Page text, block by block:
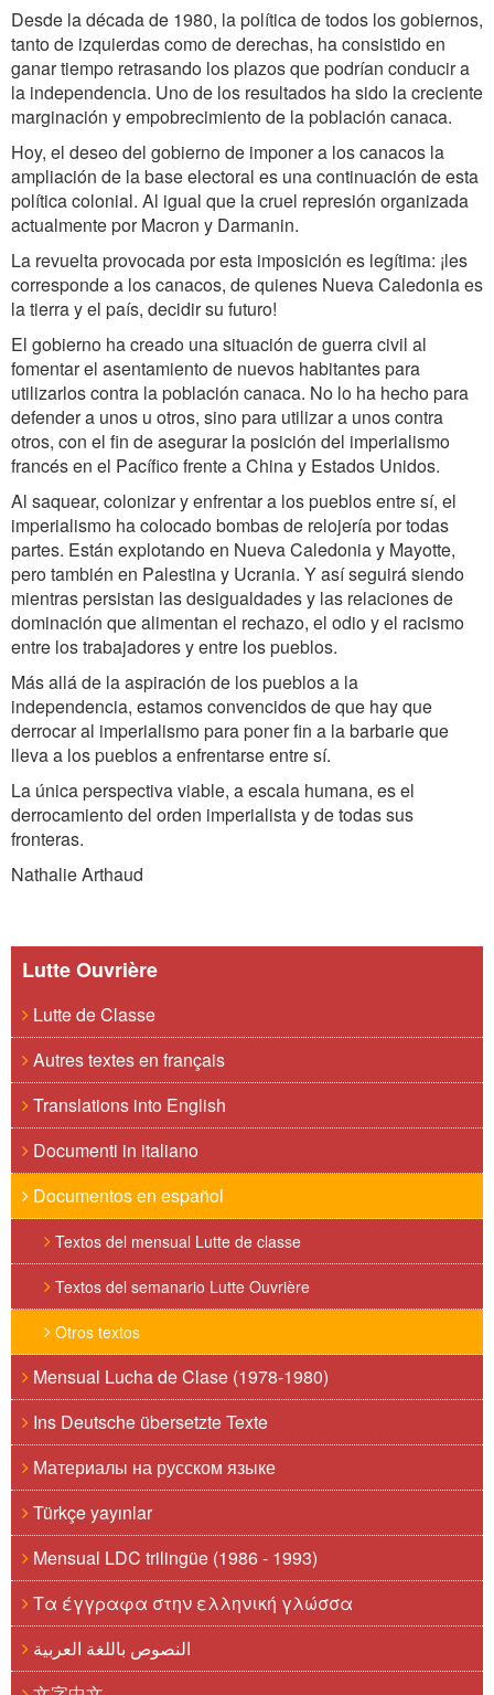
Desde la década de 1980, la política de todos los gobiernos,
tanto de izquierdas como de derechas, ha consistido en
ganar tiempo retrasando los plazos que podrían conducir a
la independencia. Uno de los resultados ha sido la creciente
marginación y empobrecimiento de la población canaca.
Hoy, el deseo del gobierno de imponer a los canacos la
ampliación de la base electoral es una continuación de esta
política colonial. Al igual que la cruel represión organizada
actualmente por Macron y Darmanin.
La revuelta provocada por esta imposición es legítima: ¡les
corresponde a los canacos, de quienes Nueva Caledonia es
la tierra y el país, decidir su futuro!
El gobierno ha creado una situación de guerra civil al
fomentar el asentamiento de nuevos habitantes para
utilizarlos contra la población canaca. No lo ha hecho para
defender a unos u otros, sino para utilizar a unos contra
otros, con el fin de asegurar la posición del imperialismo
francés en el Pacífico frente a China y Estados Unidos.
Al saquear, colonizar y enfrentar a los pueblos entre sí, el
imperialismo ha colocado bombas de relojería por todas
partes. Están explotando en Nueva Caledonia y Mayotte,
pero también en Palestina y Ucrania. Y así seguirá siendo
mientras persistan las desigualdades y las relaciones de
dominación que alimentan el rechazo, el odio y el racismo
entre los trabajadores y entre los pueblos.
Más allá de la aspiración de los pueblos a la
independencia, estamos convencidos de que hay que
derrocar al imperialismo para poner fin a la barbarie que
lleva a los pueblos a enfrentarse entre sí.
La única perspectiva viable, a escala humana, es el
derrocamiento del orden imperialista y de todas sus
fronteras.
Nathalie Arthaud
Lutte Ouvrière
Lutte de Classe
Autres textes en français
Translations into English
Documenti in italiano
Documentos en español
Textos del mensual Lutte de classe
Textos del semanario Lutte Ouvrière
Otros textos
Mensual Lucha de Clase (1978-1980)
Ins Deutsche übersetzte Texte
Материалы на русском языке
Türkçe yayınlar
Mensual LDC trilingüe (1986 - 1993)
Τα έγγραφα στην ελληνική γλώσσα
النصوص باللغة العربية